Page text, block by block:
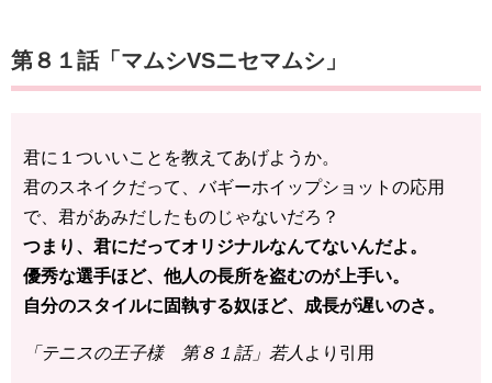
第８１話「マムシVSニセマムシ」
君に１ついいことを教えてあげようか。
君のスネイクだって、バギーホイップショットの応用
で、君があみだしたものじゃないだろ？
つまり、君にだってオリジナルなんてないんだよ。
優秀な選手ほど、他人の長所を盗むのが上手い。
自分のスタイルに固執する奴ほど、成長が遅いのさ。
「テニスの王子様 第８１話」若人 より引用